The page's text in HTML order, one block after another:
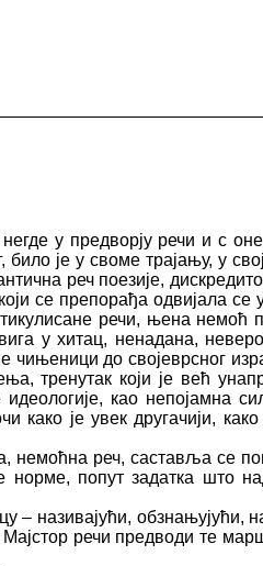
у предворју речи и с
је у своме трајању, у
реч поезије,
се препорађа одвијала
речи, њена
у хитац, ненадана,
чињеници до својеврсног
тренутак који је већ
као непојамна
је увек другачији,
немоћна реч, саставља се
норме, попут задатка што
– називајући,
речи предводи те